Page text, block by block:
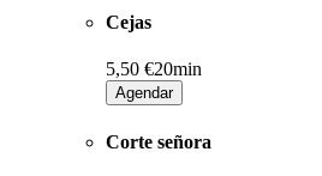
Cejas
5,50 €20min
Agendar
Corte señora